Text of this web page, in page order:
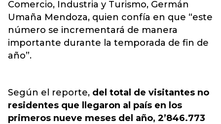
Comercio, Industria y Turismo, Germán
Umaña Mendoza, quien confía en que “este
número se incrementará de manera
importante durante la temporada de fin de
año”.
Según el reporte, del total de visitantes no
residentes que llegaron al país en los
primeros nueve meses del año, 2’846.773